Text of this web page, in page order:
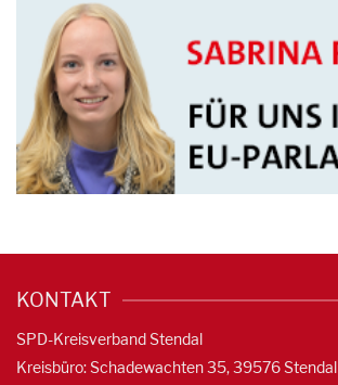
KONTAKT
SPD-Kreisverband Stendal
Kreisbüro: Schadewachten 35, 39576 Stendal